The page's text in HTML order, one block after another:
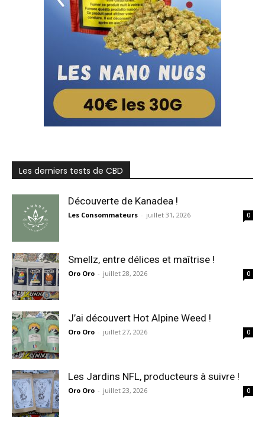
Les derniers tests de CBD
Découverte de Kanadea !
Les Consommateurs - juillet 31, 2026 0
Smellz, entre délices et maîtrise !
Oro Oro - juillet 28, 2026 0
J’ai découvert Hot Alpine Weed !
Oro Oro - juillet 27, 2026 0
Les Jardins NFL, producteurs à suivre !
Oro Oro - juillet 23, 2026 0